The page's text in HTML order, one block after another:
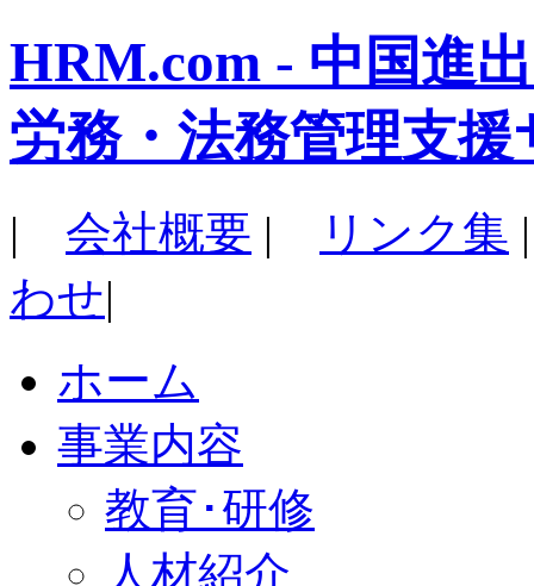
HRM.com - 中国進
労務・法務管理支援
| 会社概要 | リンク集
わせ|
ホーム
事業内容
教育･研修
人材紹介